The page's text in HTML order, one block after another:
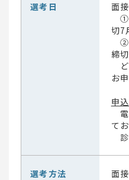
選考日
面
①
切7
②
締
ど
お
申
電
て
診
選考方法 面